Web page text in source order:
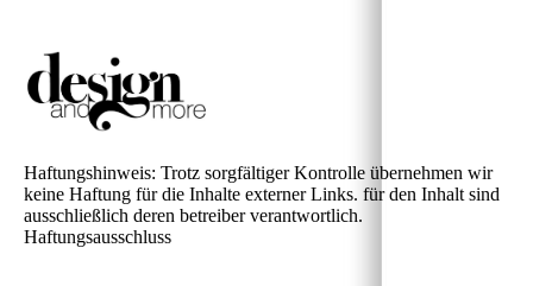
Haftungshinweis: Trotz sorgfältiger Kontrolle übernehmen wir
keine Haftung für die Inhalte externer Links. für den Inhalt sind
ausschließlich deren betreiber verantwortlich.
Haftungsausschluss